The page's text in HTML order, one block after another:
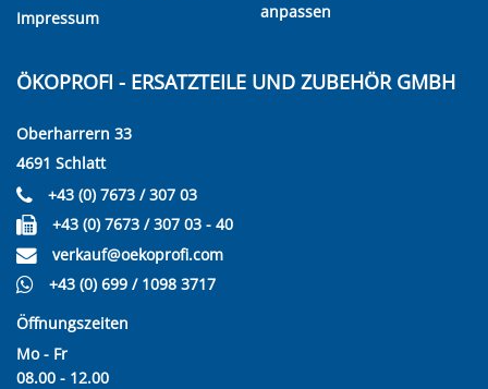
Impressum
anpassen
ÖKOPROFI - ERSATZTEILE UND ZUBEHÖR GMBH
Oberharrern 33
4691 Schlatt
+43 (0) 7673 / 307 03
+43 (0) 7673 / 307 03 - 40
verkauf@oekoprofi.com
+43 (0) 699 / 1098 3717
Öffnungszeiten
Mo - Fr
08.00 - 12.00